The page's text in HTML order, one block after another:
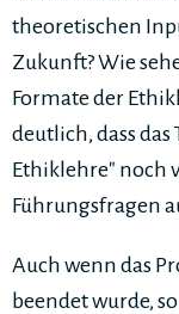
theoretischen
Zukunft? Wie
Formate der
deutlich, dass
Ethiklehre" noch
Führungsfragen
Auch wenn das
beendet wurde,